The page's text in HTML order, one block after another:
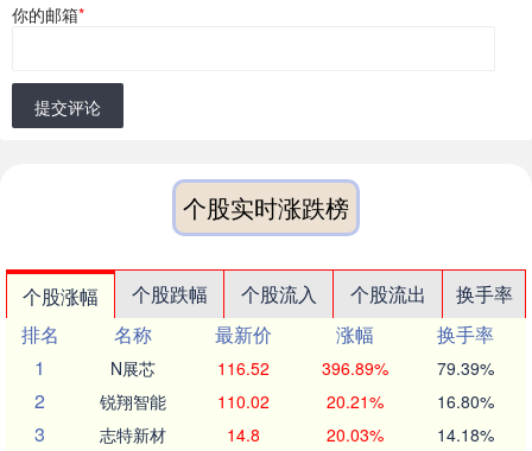
你的邮箱*
提交评论
个股实时涨跌榜
个股涨幅 个股跌幅 个股流入 个股流出
换手率
排名
名称 最新价 涨幅
换手率
1
N展芯 116.52 396.89% 79.39%
2 锐翔智能 110.02 20.21% 16.80%
3 志特新材 14.8 20.03% 14.18%